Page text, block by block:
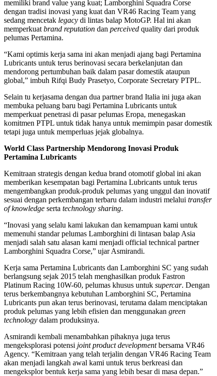
memiliki brand value yang kuat; Lamborghini Squadra Corse
dengan tradisi inovasi yang kuat dan VR46 Racing Team yang
sedang mencetak legacy di lintas balap MotoGP. Hal ini akan
memperkuat brand reputation dan perceived quality dari produk
pelumas Pertamina.
“Kami optimis kerja sama ini akan menjadi ajang bagi Pertamina
Lubricants untuk terus berinovasi secara berkelanjutan dan
mendorong pertumbuhan baik dalam pasar domestik ataupun
global,” imbuh Rifqi Budy Prasetyo, Corporate Secretary PTPL.
Selain tu kerjasama dengan dua partner brand Italia ini juga akan
membuka peluang baru bagi Pertamina Lubricants untuk
memperkuat penetrasi di pasar pelumas Eropa, menegaskan
komitmen PTPL untuk tidak hanya untuk memimpin pasar domestik
tetapi juga untuk memperluas jejak globalnya.
World Class Partnership Mendorong Inovasi Produk
Pertamina Lubricants
Kemitraan strategis dengan kedua brand otomotif global ini akan
memberikan kesempatan bagi Pertamina Lubricants untuk terus
mengembangkan produk-produk pelumas yang unggul dan inovatif
sesuai dengan perkembangan terbaru dalam industri melalui transfer
of knowledge serta technology sharing.
“Inovasi yang selalu kami lakukan dan kemampuan kami untuk
memenuhi standar pelumas Lamborghini di lintasan balap Asia
menjadi salah satu alasan kami menjadi official technical partner
Lamborghini Squadra Corse,” ujar Asmirandi.
Kerja sama Pertamina Lubricants dan Lamborghini SC yang sudah
berlangsung sejak 2015 telah menghasilkan produk Fastron
Platinum Racing 10W-60, pelumas khusus untuk supercar. Dengan
terus berkembangnya kebutuhan Lamborghini SC, Pertamina
Lubricants pun akan terus berinovasi, terutama dalam menciptakan
produk pelumas yang lebih efisien dan menggunakan green
technology dalam produksinya.
Asmirandi kembali menambahkan pihaknya juga terus
mengeksplorasi potensi joint product developmentbersama VR46
Agency. “Kemitraan yang telah terjalin dengan VR46 Racing Team
akan menjadi langkah awal kami untuk terus berkreasi dan
mengeksplor bentuk kerja sama yang lebih besar di masa depan.”